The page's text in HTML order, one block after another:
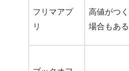
フリマアプ
リ
高値がつく
場合もある